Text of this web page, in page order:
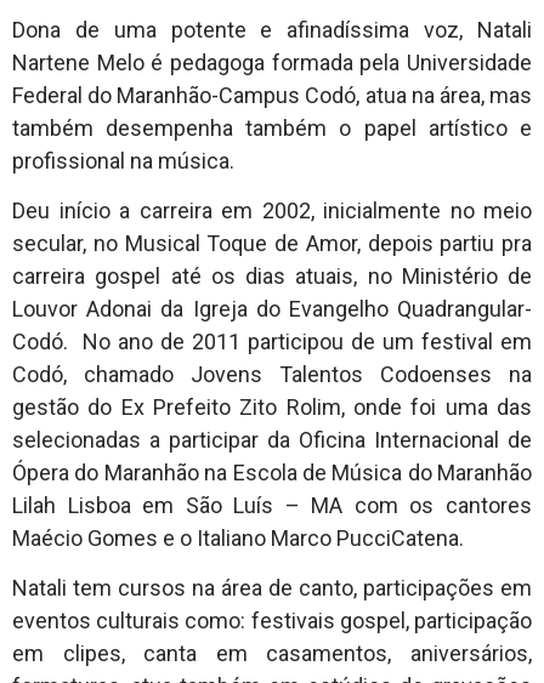
Dona de uma potente e afinadíssima voz, Natali
Nartene Melo é pedagoga formada pela Universidade
Federal do Maranhão-Campus Codó, atua na área, mas
também desempenha também o papel artístico e
profissional na música.
Deu início a carreira em 2002, inicialmente no meio
secular, no Musical Toque de Amor, depois partiu pra
carreira gospel até os dias atuais, no Ministério de
Louvor Adonai da Igreja do Evangelho Quadrangular-
Codó. No ano de 2011 participou de um festival em
Codó, chamado Jovens Talentos Codoenses na
gestão do Ex Prefeito Zito Rolim, onde foi uma das
selecionadas a participar da Oficina Internacional de
Ópera do Maranhão na Escola de Música do Maranhão
Lilah Lisboa em São Luís – MA com os cantores
Maécio Gomes e o Italiano Marco PucciCatena.
Natali tem cursos na área de canto, participações em
eventos culturais como: festivais gospel, participação
em clipes, canta em casamentos, aniversários,